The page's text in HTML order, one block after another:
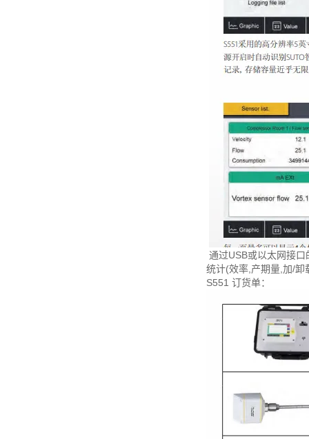
通过USB或以太网接
统计(效率,产期量,加/卸
S551 订货单：